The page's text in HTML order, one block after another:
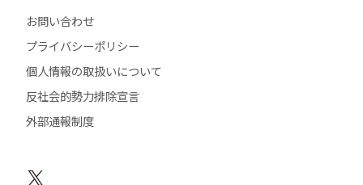
お問い合わせ
プライバシーポリシー
個人情報の取扱いについて
反社会的勢力排除宣言
外部通報制度